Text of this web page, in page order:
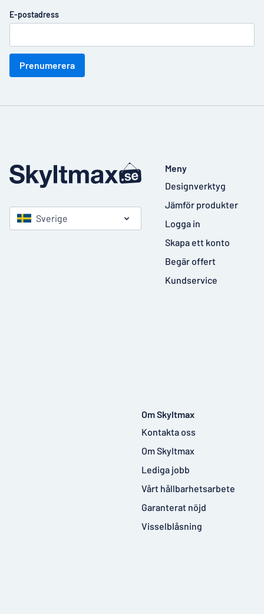
E-postadress
Prenumerera
Sverige
Meny
Designverktyg
Jämför produkter
Logga in
Skapa ett konto
Begär offert
Kundservice
Om Skyltmax
Kontakta oss
Om Skyltmax
Lediga jobb
Vårt hållbarhetsarbete
Garanterat nöjd
Visselblåsning